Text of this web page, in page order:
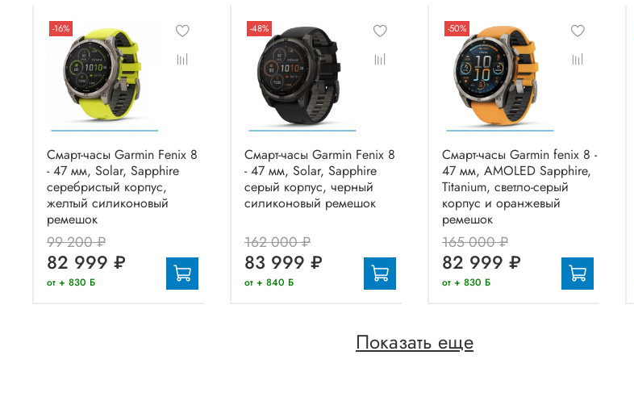
-16%
Смарт-часы Garmin Fenix 8
- 47 мм, Solar, Sapphire
серебристый корпус,
желтый силиконовый
ремешок
99 200 ₽
82 999 ₽
от + 830 Б
-48%
Смарт-часы Garmin Fenix 8
- 47 мм, Solar, Sapphire
серый корпус, черный
силиконовый ремешок
162 000 ₽
83 999 ₽
от + 840 Б
-50%
Смарт-часы Garmin fenix 8 -
47 мм, AMOLED Sapphire,
Titanium, светло-серый
корпус и оранжевый
ремешок
165 000 ₽
82 999 ₽
от + 830 Б
Показать еще